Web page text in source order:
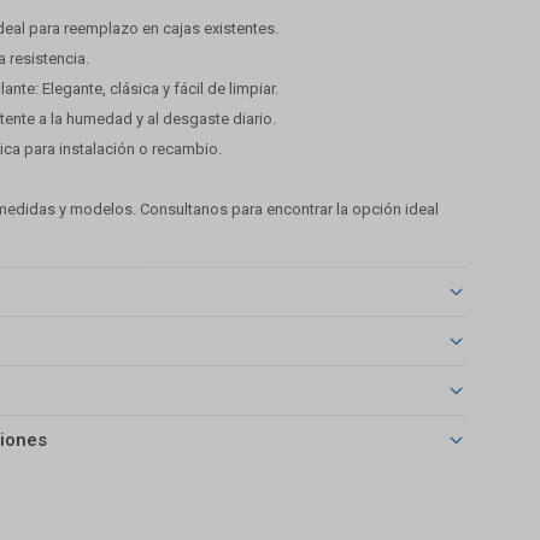
para reemplazo en cajas existentes.
resistencia.
Elegante, clásica y fácil de limpiar.
a la humedad y al desgaste diario.
para instalación o recambio.
y modelos. Consultanos para encontrar la opción ideal